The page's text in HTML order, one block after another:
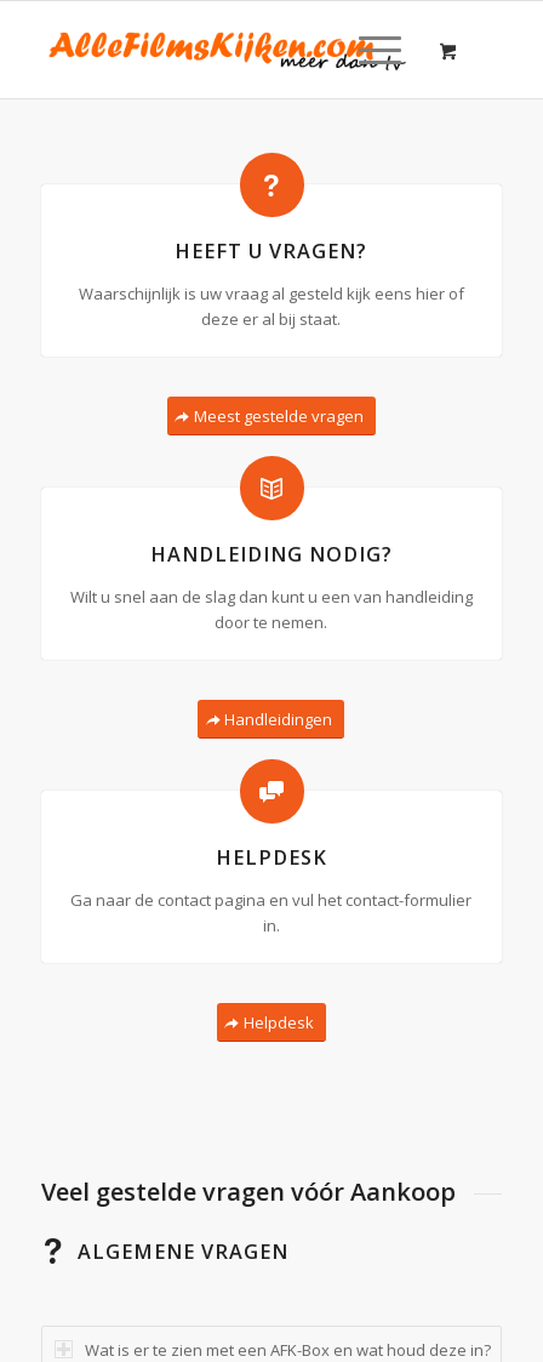
HEEFT U VRAGEN?
Waarschijnlijk is uw vraag al gesteld kijk eens hier of
deze er al bij staat.
Meest gestelde vragen
HANDLEIDING NODIG?
Wilt u snel aan de slag dan kunt u een van handleiding
door te nemen.
Handleidingen
HELPDESK
Ga naar de contact pagina en vul het contact-formulier
in.
Helpdesk
Veel gestelde vragen vóór Aankoop
ALGEMENE VRAGEN
Wat is er te zien met een AFK-Box en wat houd deze in?